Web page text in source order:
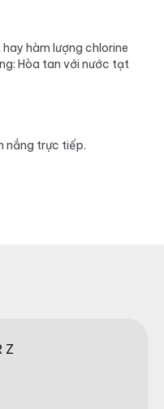
hàm lượng chlorine
Hòa tan với nước tạt
nắng trực tiếp.